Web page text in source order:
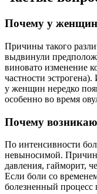
Почему у женщин
Причины такого
выдвинули
виновато изменение
частности
у женщин нередко
особенно во время
Почему
По интенсивности
невыносимой.
давления, гайморит,
Если боли со
болезненный процесс